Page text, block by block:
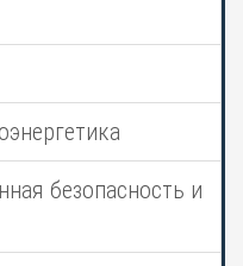
безопасность и